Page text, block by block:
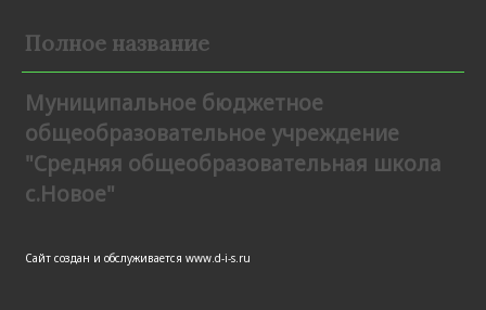
Полное название
Муниципальное бюджетное
общеобразовательное учреждение
"Средняя общеобразовательная школа
с.Новое"
Сайт создан и обслуживается www.d-i-s.ru